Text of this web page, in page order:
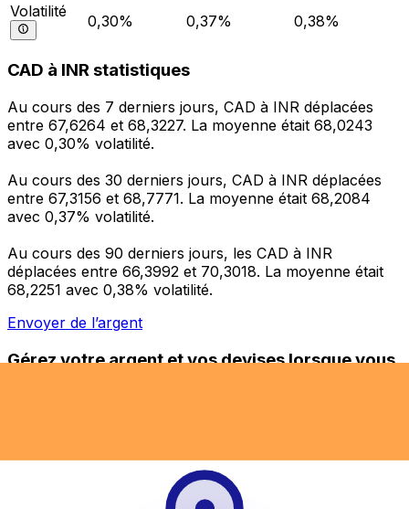
Volatilité
0,30% 0,37% 0,38%
CAD à INR statistiques
Au cours des 7 derniers jours, CAD à INR déplacées
entre 67,6264 et 68,3227. La moyenne était 68,0243
avec 0,30% volatilité.
Au cours des 30 derniers jours, CAD à INR déplacées
entre 67,3156 et 68,7771. La moyenne était 68,2084
avec 0,37% volatilité.
Au cours des 90 derniers jours, les CAD à INR
déplacées entre 66,3992 et 70,3018. La moyenne était
68,2251 avec 0,38% volatilité.
Envoyer de l’argent
Gérez votre argent et vos devises lorsque vous
programmez des alertes de taux et transférez de
l'argent à l'étranger sans frais cachés. Téléchargez